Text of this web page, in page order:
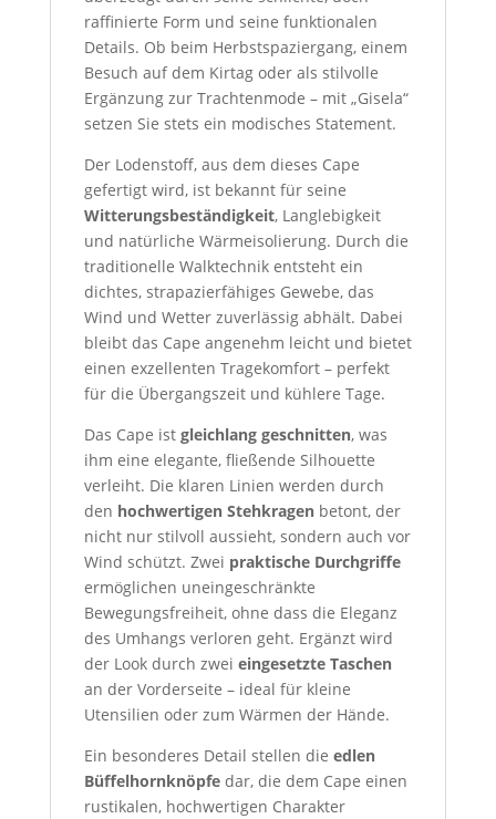
raffinierte Form und seine funktionalen
Details. Ob beim Herbstspaziergang, einem
Besuch auf dem Kirtag oder als stilvolle
Ergänzung zur Trachtenmode – mit „Gisela“
setzen Sie stets ein modisches Statement.
Der Lodenstoff, aus dem dieses Cape
gefertigt wird, ist bekannt für seine
Witterungsbeständigkeit, Langlebigkeit
und natürliche Wärmeisolierung. Durch die
traditionelle Walktechnik entsteht ein
dichtes, strapazierfähiges Gewebe, das
Wind und Wetter zuverlässig abhält. Dabei
bleibt das Cape angenehm leicht und bietet
einen exzellenten Tragekomfort – perfekt
für die Übergangszeit und kühlere Tage.
Das Cape ist gleichlang geschnitten, was
ihm eine elegante, fließende Silhouette
verleiht. Die klaren Linien werden durch
den hochwertigen Stehkragenbetont, der
nicht nur stilvoll aussieht, sondern auch vor
Wind schützt. Zwei praktische Durchgriffe
ermöglichen uneingeschränkte
Bewegungsfreiheit, ohne dass die Eleganz
des Umhangs verloren geht. Ergänzt wird
der Look durch zwei eingesetzte Taschen
an der Vorderseite – ideal für kleine
Utensilien oder zum Wärmen der Hände.
Ein besonderes Detail stellen die edlen
Büffelhornknöpfedar, die dem Cape einen
rustikalen, hochwertigen Charakter